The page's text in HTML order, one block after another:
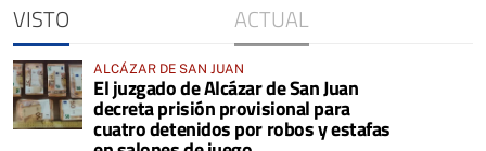
VISTO ACTUAL
ALCÁZAR DE SAN JUAN
El juzgado de Alcázar de San Juan
decreta prisión provisional para
cuatro detenidos por robos y estafas